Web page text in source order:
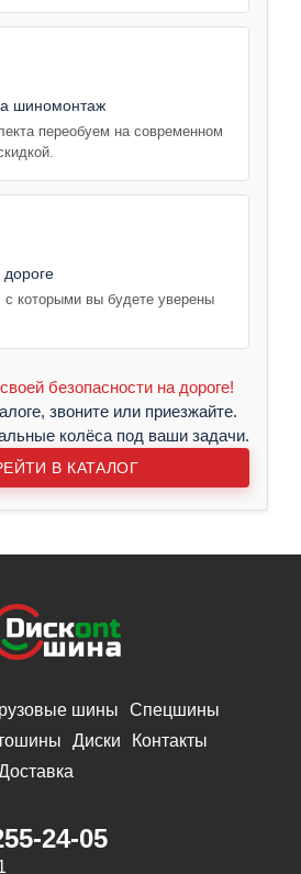
шиномонтаж
переобуем на современном
дороге
с которыми вы будете уверены
безопасности на дороге!
звоните или приезжайте.
колёса под ваши задачи.
В КАТАЛОГ
шины
Спецшины
Диски
Контакты
24-05